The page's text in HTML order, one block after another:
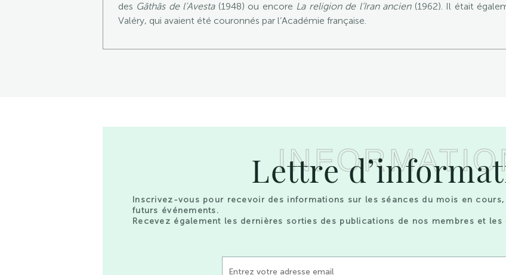
des Gāthās de l’Avesta(1948) ou encore La religion de l’Iran ancien(1962). Il était
Valéry, qui avaient été couronnés par l’Académie française.
Lettre
Inscrivez-vous pour recevoir des informations sur les séances du mois en
futurs événements.
Recevez également les dernières sorties des publications de nos membres et